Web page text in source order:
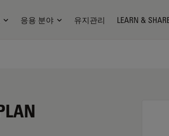
응용 분야 유지관리 LEARN &